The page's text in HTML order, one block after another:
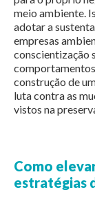
meio ambiente.
adotar a
empresas
conscientização
construção de
luta contra as
vistos na
Como
estratégias